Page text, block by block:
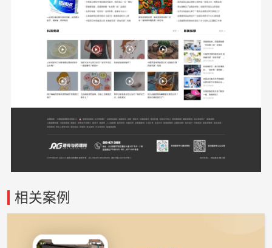
相关案例